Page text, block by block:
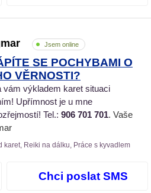
Jsem online
SE POCHYBAMI O
VĚRNOSTI?
vám výkladem karet situaci
Upřímnost je u mne
Tel.: 906 701 701. Vaše
karet, Reiki na dálku, Práce s kyvadlem
Chci poslat SMS